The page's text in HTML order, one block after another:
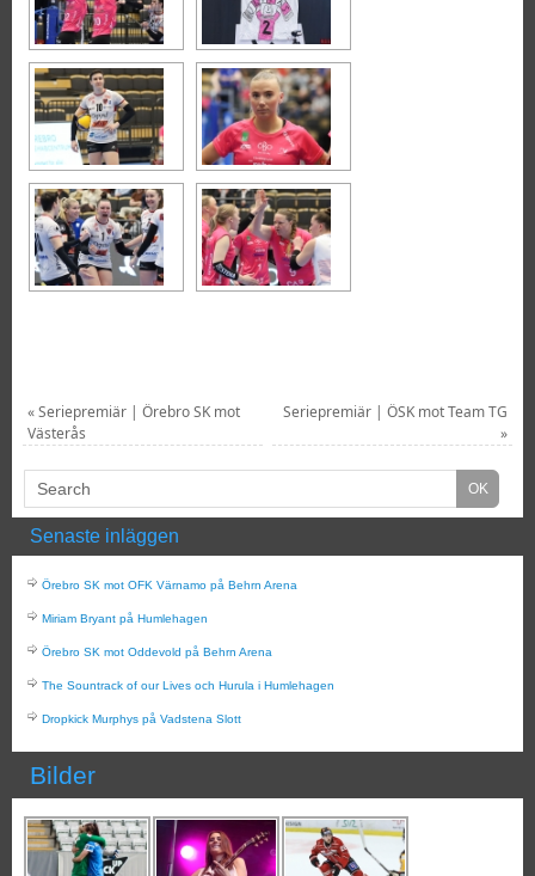
«Seriepremiär | Örebro SK mot
Västerås
Seriepremiär | ÖSK mot Team TG
»
Senaste inläggen
Örebro SK mot OFK Värnamo på Behrn Arena
Miriam Bryant på Humlehagen
Örebro SK mot Oddevold på Behrn Arena
The Sountrack of our Lives och Hurula i Humlehagen
Dropkick Murphys på Vadstena Slott
Bilder